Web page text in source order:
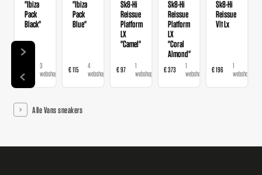
"Ibiza
Pack
Black"
3
webshops
"Ibiza
Pack
Blue"
€ 115
4
webshops
Sk8-Hi
Reissue
Platform
LX
"Camel"
€ 97
1
webshop
Sk8-Hi
Reissue
Platform
LX
"Coral
Almond"
€ 373
1
webshop
Sk8-Hi
Reissue
Vlt Lx
€ 196
1
webshop
Alle Vans sneakers